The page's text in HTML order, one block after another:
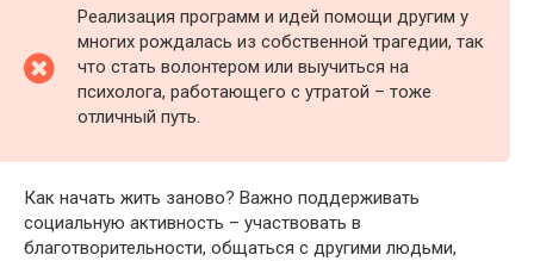
Реализация программ и идей помощи другим у
многих рождалась из собственной трагедии, так
что стать волонтером или выучиться на
психолога, работающего с утратой – тоже
отличный путь.
Как начать жить заново? Важно поддерживать
социальную активность – участвовать в
благотворительности, общаться с другими людьми,